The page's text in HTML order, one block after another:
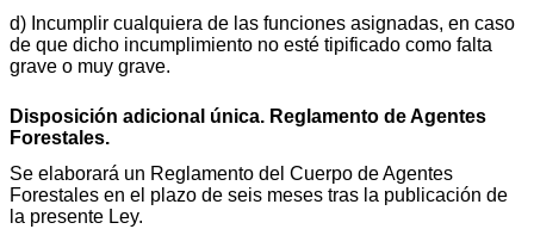
d) Incumplir cualquiera de las funciones asignadas, en caso
de que dicho incumplimiento no esté tipificado como falta
grave o muy grave.
Disposición adicional única. Reglamento de Agentes
Forestales.
Se elaborará un Reglamento del Cuerpo de Agentes
Forestales en el plazo de seis meses tras la publicación de
la presente Ley.